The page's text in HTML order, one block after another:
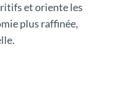
et oriente les
plus raffinée,